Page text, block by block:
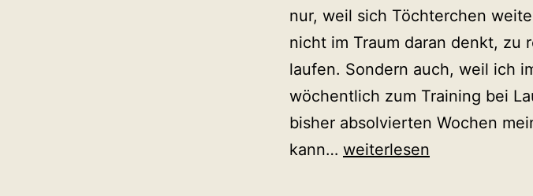
nur, weil sich Töchterchen
nicht im Traum daran denkt, zu
laufen. Sondern auch, weil ich
wöchentlich zum Training bei
bisher absolvierten Wochen
kann… Bilanz
weiterlesen